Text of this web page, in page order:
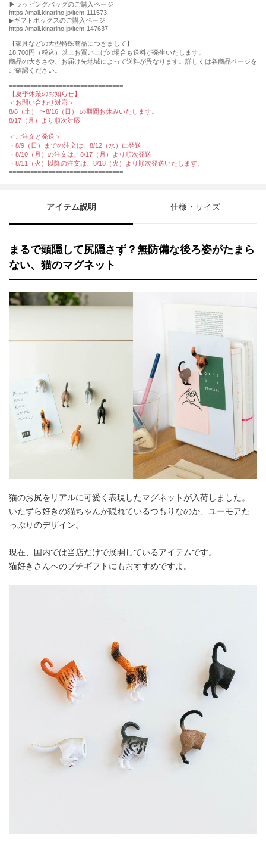
▶︎ラッピングバッグのご購入ページ
https://mall.kinarino.jp/item-111573
▶︎ギフトボックスのご購入ページ
https://mall.kinarino.jp/item-147637
【家具などの⼤型特殊商品につきまして】
18,700円（税込）以上お買い上げの場合も送料が発⽣いたします。
商品の⼤きさや、お届け先地域によって送料が異なります。詳しくは各商品ページを
ご確認ください。
================================
【夏季休業のお知らせ】
＜お問い合わせ対応＞
8/8（土） 〜8/16（日） の期間お休みいたします。
8/17（月）より順次対応
＜ご注文と発送＞
・8/9（日）までの注文は、8/12（水）に発送
・8/10（月）の注文は、8/17（月）より順次発送
・8/11（火）以降の注文は、8/18（火）より順次発送いたします。
================================
アイテム説明 仕様・サイズ
まるで頭隠して尻隠さず？無防備な後ろ姿がたまら
ない、猫のマグネット
猫のお尻をリアルに可愛く表現したマグネットが入荷しました。
いたずら好きの猫ちゃんが隠れているつもりなのか、ユーモアた
っぷりのデザイン。
現在、国内では当店だけで展開しているアイテムです。
猫好きさんへのプチギフトにもおすすめですよ。